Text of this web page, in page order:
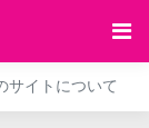
サイトについて